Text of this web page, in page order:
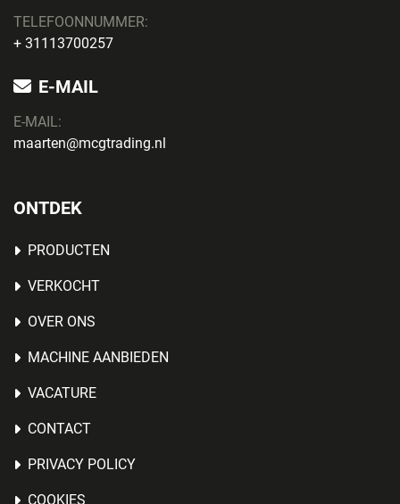
TELEFOONNUMMER:
+ 31113700257
E-MAIL
E-MAIL:
maarten@mcgtrading.nl
ONTDEK
PRODUCTEN
VERKOCHT
OVER ONS
MACHINE AANBIEDEN
VACATURE
CONTACT
PRIVACY POLICY
COOKIES